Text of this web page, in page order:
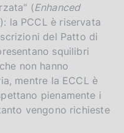
(Enhanced
la PCCL è riservata
del Patto di
squilibri
non hanno
mentre la ECCL è
pienamente i
vengono richieste